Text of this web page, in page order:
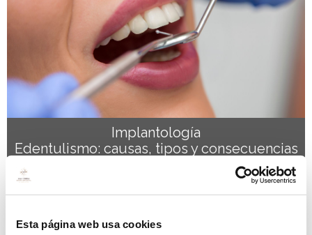
Esta página web usa cookies
Implantología
Edentulismo: causas, tipos y consecuencias